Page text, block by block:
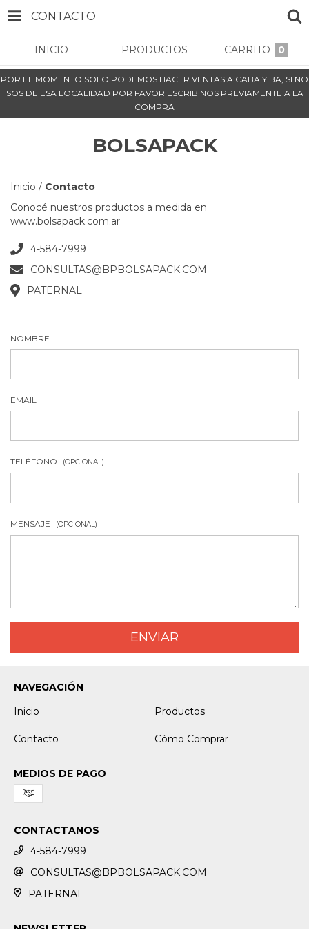
CONTACTO
INICIO PRODUCTOS CARRITO 0
POR EL MOMENTO SOLO PODEMOS HACER VENTAS A CABA Y BA, SI NO
SOS DE ESA LOCALIDAD POR FAVOR ESCRIBINOS PREVIAMENTE A LA
COMPRA
BOLSAPACK
Inicio / Contacto
Conocé nuestros productos a medida en
www.bolsapack.com.ar
4-584-7999
CONSULTAS@BPBOLSAPACK.COM
PATERNAL
NOMBRE
EMAIL
TELÉFONO (OPCIONAL)
MENSAJE (OPCIONAL)
NAVEGACIÓN
Inicio
Productos
Contacto Cómo Comprar
MEDIOS DE PAGO
CONTACTANOS
4-584-7999
CONSULTAS@BPBOLSAPACK.COM
PATERNAL